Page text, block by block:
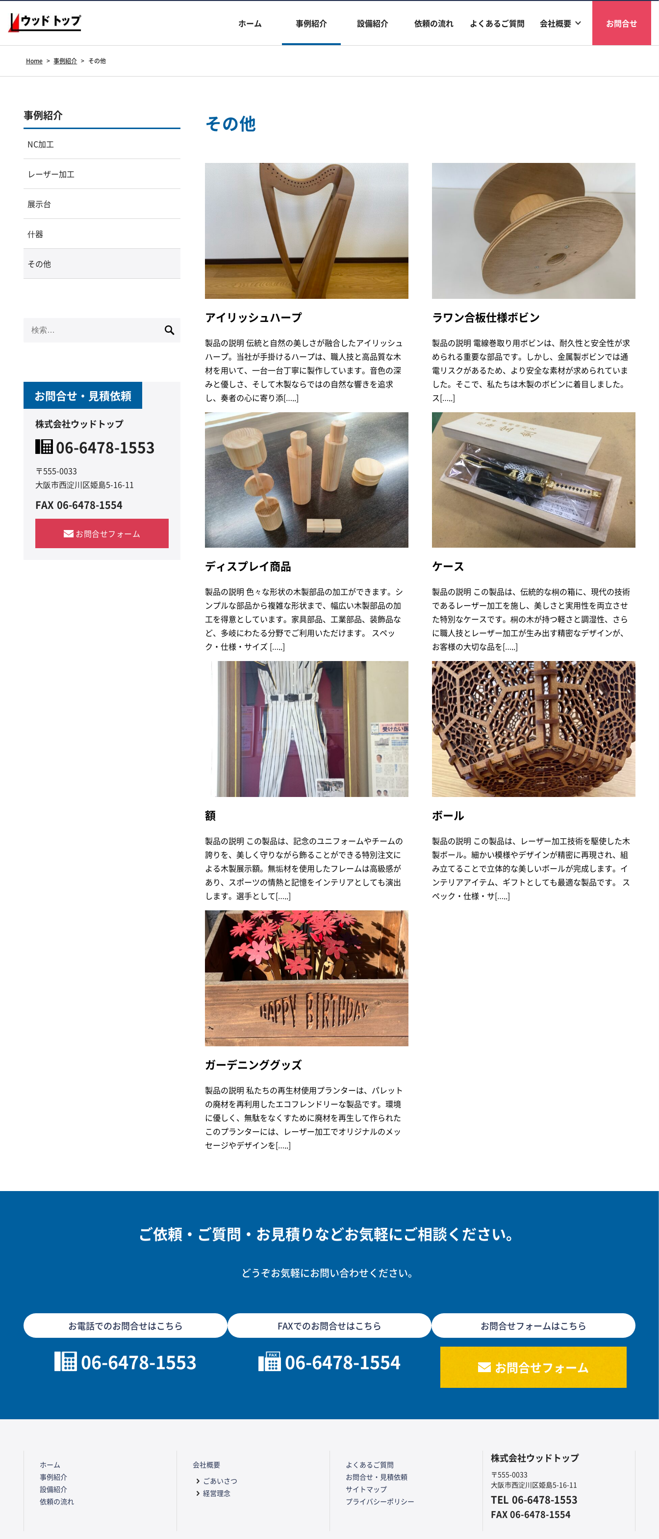
ホーム 事例紹介 設備紹介 依頼の流れ よくあるご質問 会社概要 お問合せ
Home > 事例紹介 > その他
その他
アイリッシュハープ
製品の説明 伝統と自然の美しさが融合したアイリッシュ
ハープ。当社が手掛けるハープは、職人技と高品質な木
材を用いて、一台一台丁寧に製作しています。音色の深
みと優しさ、そして木製ならではの自然な響きを追求
し、奏者の心に寄り添[…..]
ラワン合板仕様ボビン
製品の説明 電線巻取り用ボビンは、耐久性と安全性が求
められる重要な部品です。しかし、金属製ボビンでは通
電リスクがあるため、より安全な素材が求められていま
した。そこで、私たちは木製のボビンに着目しました。
ス[…..]
ディスプレイ商品
製品の説明 色々な形状の木製部品の加工ができます。シ
ンプルな部品から複雑な形状まで、幅広い木製部品の加
工を得意としています。家具部品、工業部品、装飾品な
ど、多岐にわたる分野でご利用いただけます。 スペッ
ク・仕様・サイズ […..]
ケース
製品の説明 この製品は、伝統的な桐の箱に、現代の技術
であるレーザー加工を施し、美しさと実用性を両立させ
た特別なケースです。桐の木が持つ軽さと調湿性、さら
に職人技とレーザー加工が生み出す精密なデザインが、
お客様の大切な品を[…..]
額
製品の説明 この製品は、記念のユニフォームやチームの
誇りを、美しく守りながら飾ることができる特別注文に
よる木製展示額。無垢材を使用したフレームは高級感が
あり、スポーツの情熱と記憶をインテリアとしても演出
します。選手として[…..]
ボール
製品の説明 この製品は、レーザー加工技術を駆使した木
製ボール。細かい模様やデザインが精密に再現され、組
み立てることで立体的な美しいボールが完成します。イ
ンテリアアイテム、ギフトとしても最適な製品です。 ス
ペック・仕様・サ[…..]
ガーデニンググッズ
製品の説明 私たちの再生材使用プランターは、パレット
の廃材を再利用したエコフレンドリーな製品です。環境
に優しく、無駄をなくすために廃材を再生して作られた
このプランターには、レーザー加工でオリジナルのメッ
セージやデザインを[…..]
事例紹介
NC加工
レーザー加工
展示台
什器
その他
索:
お問合せ・見積依頼
株式会社ウッドトップ
06-6478-1553
〒555-0033
大阪市西淀川区姫島5-16-11
FAX 06-6478-1554
お問合せフォーム
ご依頼・ご質問・お見積りなどお気軽にご相談ください。
どうぞお気軽にお問い合わせください。
お電話でのお問合せはこちら
06-6478-1553
FAXでのお問合せはこちら
06-6478-1554
お問合せフォームはこちら
お問合せフォーム
ホーム
事例紹介
設備紹介
依頼の流れ
会社概要
ごあいさつ
経営理念
よくあるご質問
お問合せ・見積依頼
サイトマップ
プライバシーポリシー
株式会社ウッドトップ
〒555-0033
大阪市西淀川区姫島5-16-11
TEL 06-6478-1553
FAX 06-6478-1554